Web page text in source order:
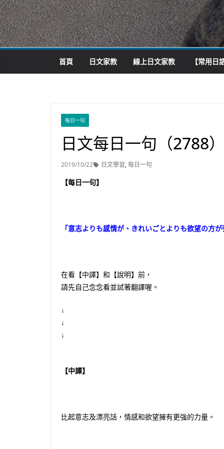
首頁 日文家教 線上日文家教 【常用日
每日一句
日文每日一句（2788）
2019/10/22 日文學習,每日一句
【每日一句】
「意志よりも感情が、きれいごとよりも欲望の方が
在看【中譯】和【說明】前，
請先自己念念看並試著翻譯喔。
↓
↓
↓
【中譯】
比起意志及漂亮話，情感和欲望擁有更強的力量。